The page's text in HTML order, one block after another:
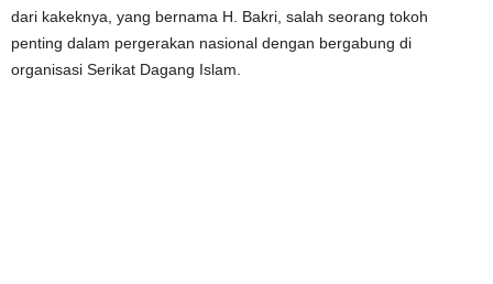
dari kakeknya, yang bernama H. Bakri, salah seorang tokoh
penting dalam pergerakan nasional dengan bergabung di
organisasi Serikat Dagang Islam.